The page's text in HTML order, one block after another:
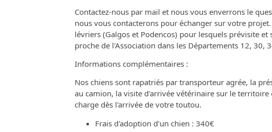
Contactez-nous par mail et nous vous enverrons le
nous vous contacterons pour échanger sur votre
lévriers (Galgos et Podencos) pour lesquels prévisite
proche de l'Association dans les Départements 12, 30,
Informations complémentaires :
Nos chiens sont rapatriés par transporteur agrée, la
au camion, la visite d'arrivée vétérinaire sur le
charge dès l'arrivée de votre toutou.
Frais d'adoption d'un chien : 340€